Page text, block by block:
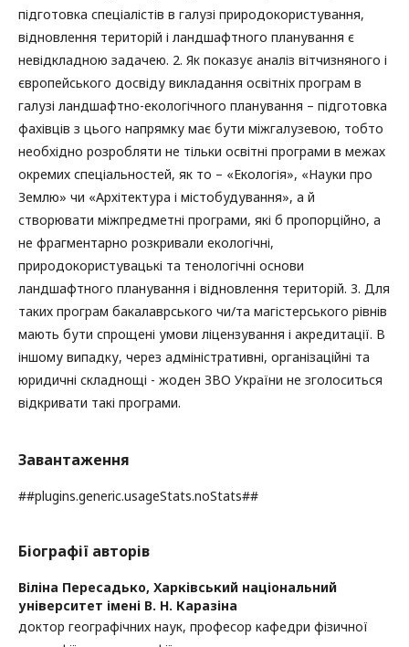
підготовка спеціалістів в галузі природокористування,
відновлення територій і ландшафтного планування є
невідкладною задачею. 2. Як показує аналіз вітчизняного і
європейського досвіду викладання освітніх програм в
галузі ландшафтно-екологічного планування – підготовка
фахівців з цього напрямку має бути міжгалузевою, тобто
необхідно розробляти не тільки освітні програми в межах
окремих спеціальностей, як то – «Екологія», «Науки про
Землю» чи «Архітектура і містобудування», а й
створювати міжпредметні програми, які б пропорційно, а
не фрагментарно розкривали екологічні,
природокористувацькі та тенологічні основи
ландшафтного планування і відновлення територій. 3. Для
таких програм бакалаврського чи/та магістерського рівнів
мають бути спрощені умови ліцензування і акредитації. В
іншому випадку, через адміністративні, організаційні та
юридичні складнощі - жоден ЗВО України не зголоситься
відкривати такі програми.
Завантаження
##plugins.generic.usageStats.noStats##
Біографії авторів
Віліна Пересадько, Харківський національний
університет імені В. Н. Каразіна
доктор географічних наук, професор кафедри фізичної